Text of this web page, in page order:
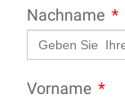
Nachname
Vorname